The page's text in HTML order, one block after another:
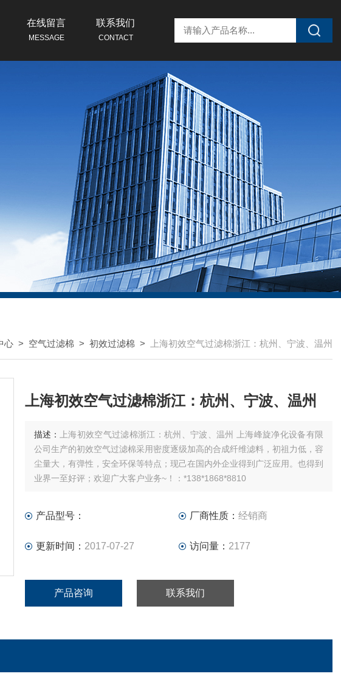
在线留言
MESSAGE
联系我们
CONTACT
心 > 空气过滤棉 > 初效过滤棉 > 上海初效空气过滤棉浙江：杭州、宁波、温州
上海初效空气过滤棉浙江：杭州、宁波、温州
描述：
上海初效空气过滤棉浙江：杭州、宁波、温州 上海峰旋净化设备有限
公司生产的初效空气过滤棉采用密度逐级加高的合成纤维滤料，初祖力低，容
尘量大，有弹性，安全环保等特点；现己在国内外企业得到广泛应用。也得到
业界一至好评；欢迎广大客户业务~！：*138*1868*8810
产品型号： 厂商性质： 经销商
更新时间： 2017-07-27 访问量： 2177
产品咨询 联系我们